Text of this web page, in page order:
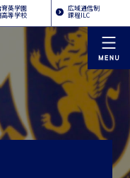
英学園
等学校
広域通信制
課程ILC